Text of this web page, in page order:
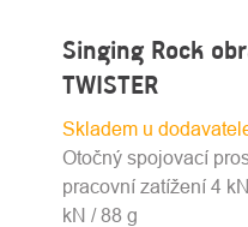
Singing Rock
TWISTER
Skladem u
Otočný spojovací
pracovní zatížení 4
kN / 88 g